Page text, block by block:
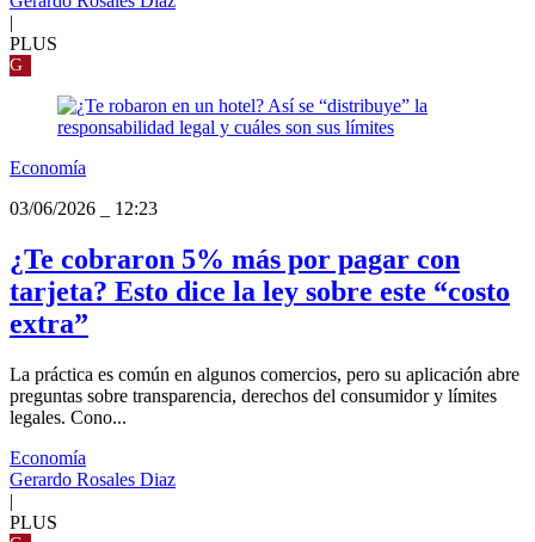
|
PLUS
G
Economía
03/06/2026
12:23
¿Te cobraron 5% más por pagar con
tarjeta? Esto dice la ley sobre este “costo
extra”
La práctica es común en algunos comercios, pero su aplicación abre
preguntas sobre transparencia, derechos del consumidor y límites
legales. Cono...
Economía
Gerardo Rosales Diaz
|
PLUS